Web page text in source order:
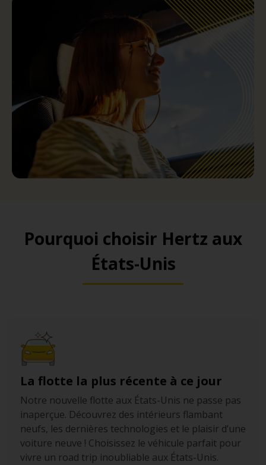
Pourquoi choisir Hertz aux
États-Unis
La flotte la plus récente à ce jour
Notre nouvelle flotte aux États-Unis ne passe pas
inaperçue. Découvrez des intérieurs flambant
neufs, les dernières technologies et le plaisir d’une
voiture neuve ! Choisissez le véhicule parfait pour
vivre un road trip inoubliable aux États-Unis.